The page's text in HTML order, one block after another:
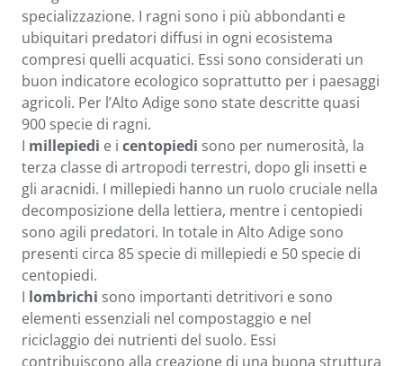
specializzazione. I ragni sono i più abbondanti e
ubiquitari predatori diffusi in ogni ecosistema
compresi quelli acquatici. Essi sono considerati un
buon indicatore ecologico soprattutto per i paesaggi
agricoli. Per l’Alto Adige sono state descritte quasi
900 specie di ragni.
I millepiedi e i centopiedi sono per numerosità, la
terza classe di artropodi terrestri, dopo gli insetti e
gli aracnidi. I millepiedi hanno un ruolo cruciale nella
decomposizione della lettiera, mentre i centopiedi
sono agili predatori. In totale in Alto Adige sono
presenti circa 85 specie di millepiedi e 50 specie di
centopiedi.
I lombrichi sono importanti detritivori e sono
elementi essenziali nel compostaggio e nel
riciclaggio dei nutrienti del suolo. Essi
contribuiscono alla creazione di una buona struttura